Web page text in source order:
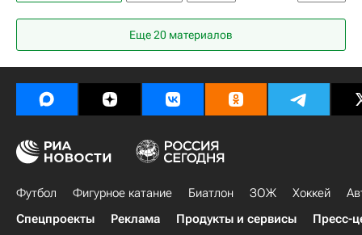
Бундеслига
Вердер
Вольфсбург
Еще 20 материалов
Футбол Фигурное катание Биатлон ЗОЖ Хоккей
Спецпроекты
Реклама Продукты и сервисы Пресс-